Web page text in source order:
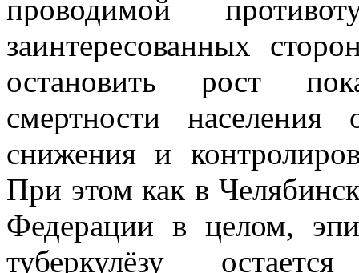
проводимой
заинтересованных
остановить рост
смертности населения
снижения и
При этом как в
Федерации в целом,
туберкулёзу